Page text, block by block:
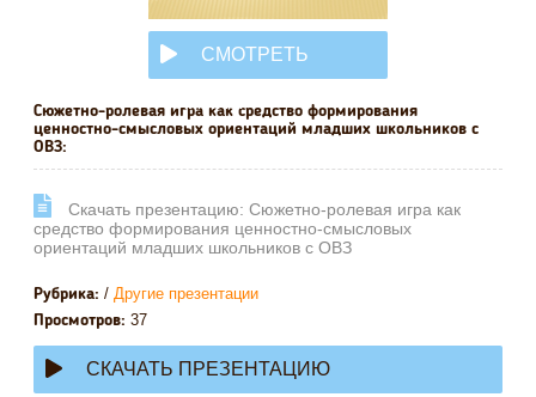
СМОТРЕТЬ
Сюжетно-ролевая игра как средство формирования
ценностно-смысловых ориентаций младших школьников с
ОВЗ:
Cкачать презентацию: Сюжетно-ролевая игра как
средство формирования ценностно-смысловых
ориентаций младших школьников с ОВЗ
Рубрика: / Другие презентации
Просмотров: 37
СКАЧАТЬ ПРЕЗЕНТАЦИЮ